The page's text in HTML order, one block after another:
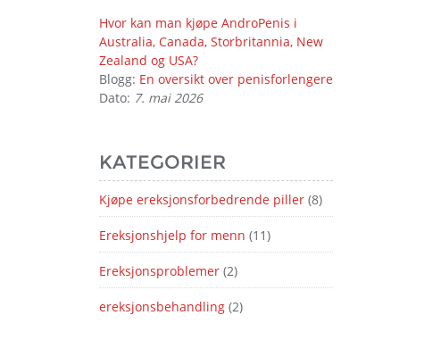
Hvor kan man kjøpe AndroPenis i
Australia, Canada, Storbritannia, New
Zealand og USA?
Blogg: En oversikt over penisforlengere
Dato: 7. mai 2026
KATEGORIER
Kjøpe ereksjonsforbedrende piller(8)
Ereksjonshjelp for menn (11)
Ereksjonsproblemer(2)
ereksjonsbehandling(2)